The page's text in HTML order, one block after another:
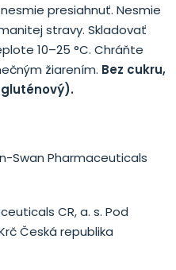
presiahnuť. Nesmie
stravy. Skladovať
10–25 °C. Chráňte
žiarením. Bez cukru,
Swan Pharmaceuticals
CR, a. s. Pod
Česká republika